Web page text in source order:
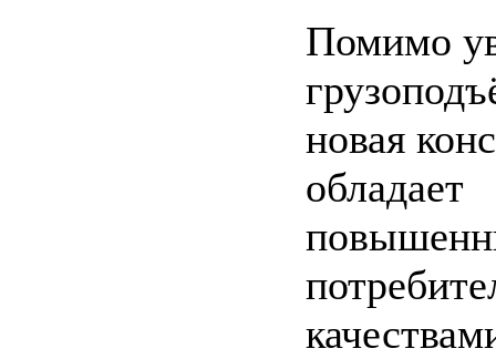
Помимо
новая
обладает